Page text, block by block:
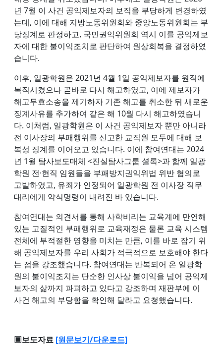
년 7월 이 사건 공익제보자의 보직을 부당하게 변경하였
는데, 이에 대해 지방노동위원회와 중앙노동위원회는 부
당징계로 판정하고, 국민권익위원회 역시 이를 공익제보
자에 대한 불이익조치로 판단하여 원상회복을 결정하였
습니다.
이후, 일광학원은 2021년 4월 1일 공익제보자를 원직에
복직시켰으나 곧바로 다시 해고하였고, 이에 제보자가
해고무효소송을 제기하자 기존 해고를 취소한 뒤 새로운
징계사유를 추가하여 같은 해 10월 다시 해고하였습니
다. 이처럼, 일광학원은 이 사건 공익제보자 뿐만 아니라
전 이사장의 부패행위를 신고한 교직원 모두에 대해 보
복성 징계를 이어오고 있습니다. 이에 참여연대는 2024
년 1월 탐사보도매체 <진실탐사그룹 셜록>과 함께 일광
학원 전·현직 임원들을 부패방지권익위법 위반 혐의로
고발하였고, 유죄가 인정되어 일광학원 전 이사장 직무
대리에게 약식명령이 내려진 바 있습니다.
참여연대는 의견서를 통해 사학비리는 교육계에 만연해
있는 고질적인 부패행위로 교육재정은 물론 교육 시스템
전체에 부적절한 영향을 미치는 만큼, 이를 바로 잡기 위
해 공익제보자를 우리 사회가 적극적으로 보호해야 한다
는 점을 강조했습니다. 참여연대는 반복되어 온 일광학
원의 불이익조치는 단순한 인사상 불이익을 넘어 공익제
보자의 삶까지 파괴하고 있다고 강조하며 재판부에 이
사건 해고의 부당함을 확인해 달라고 요청했습니다.
▣보도자료 [원문보기/다운로드]